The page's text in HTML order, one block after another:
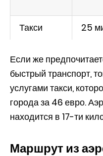
Такси
25
Если же
быстрый транспорт,
услугами такси,
города за 46 евро.
находится в 17-ти
Маршрут из